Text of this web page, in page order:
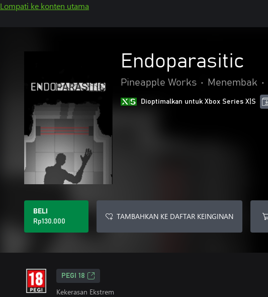
Lompati ke konten utama
Endoparasitic
Pineapple Works • Menembak •
Dioptimalkan untuk Xbox Series X|S
BELI
Rp130.000
TAMBAHKAN KE DAFTAR KEINGINAN
PEGI 18
Kekerasan Ekstrem